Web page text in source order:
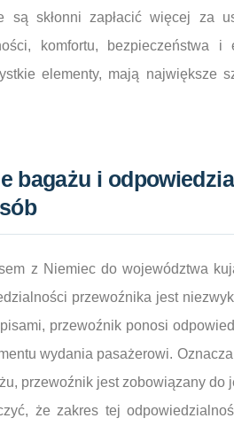
są skłonni zapłacić więcej za
komfortu, bezpieczeństwa i
elementy, mają największe
bagażu i
z Niemiec do województwa
przewoźnika jest
przewoźnik ponosi
wydania pasażerowi.
przewoźnik jest zobowiązany do
że zakres tej